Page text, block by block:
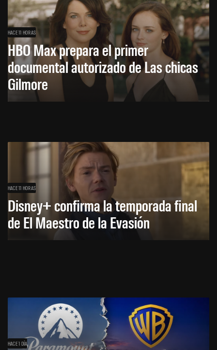
HACE 11 HORAS
HBO Max prepara el primer
documental autorizado de Las chicas
Gilmore
HACE 11 HORAS
Disney+ confirma la temporada final
de El Maestro de la Evasión
HACE 1 DÍA